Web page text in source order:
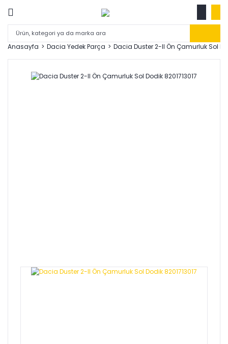
Anasayfa Dacia Yedek Parça Dacia Duster 2-II Ön Çamurluk Sol